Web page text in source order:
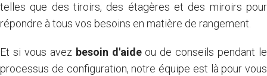
telles que des tiroirs, des étagères et des miroirs pour
répondre à tous vos besoins en matière de rangement.
Et si vous avez besoin d'aideou de conseils pendant le
processus de configuration, notre équipe est là pour vous